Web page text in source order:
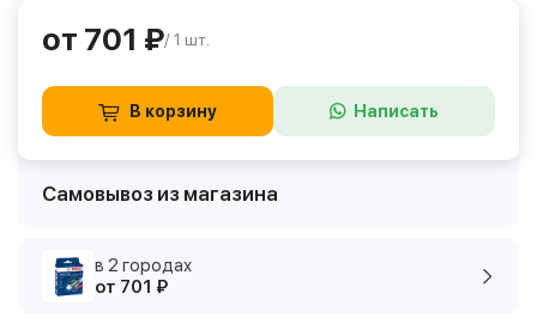
от 701 ₽/ 1 шт.
В корзину Написать
Самовывоз из магазина
в 2 городах
от 701 ₽